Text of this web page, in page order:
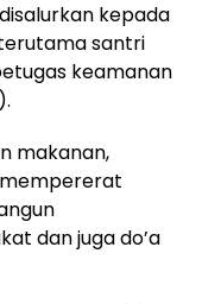
kepada
santri
keamanan
makanan,
dan juga do’a